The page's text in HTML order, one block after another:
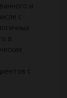
и
с
в
с